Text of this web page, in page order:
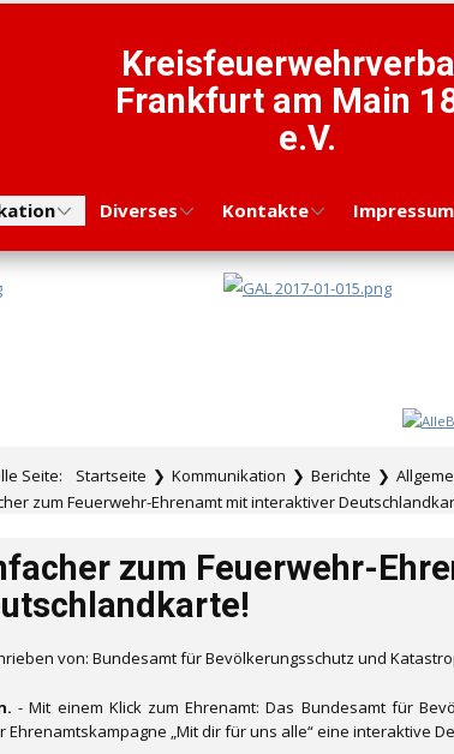
Frankfurt am Main
e.V.
Diverses Kontakte Impressum
Seite: Startseite ❯ Kommunikation ❯ Berichte ❯
zum Feuerwehr-Ehrenamt mit interaktiver
zum Feuerwehr-
von: Bundesamt für Bevölkerungsschutz und
- Mit einem Klick zum Ehrenamt: Das Bundesamt für
Ehrenamtskampagne „Mit dir für uns alle“ eine interaktive